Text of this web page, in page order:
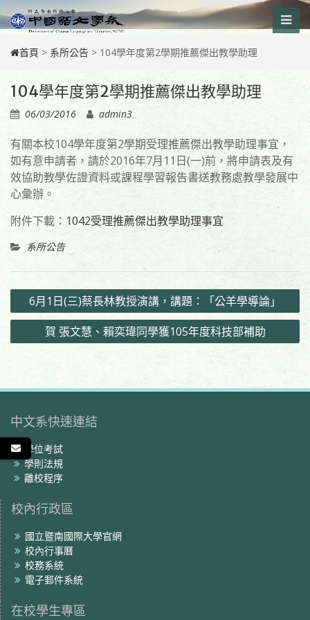
to
content
首頁 > 系所公告 > 104學年度第2學期推薦傑出教學助理
104學年度第2學期推薦傑出教學助理
06/03/2016 admin3
有關本校104學年度第2學期受理推薦傑出教學助理事宜，
如有意申請者，請於2016年7月11日(一)前，將申請表及有
效協助教學佐證資料或課程學習報告書送教務處教學發展中
心彙辦。
附件下載： 1042受理推薦傑出教學助理事宜
系所公告
文
章
6月1日(三)蔡長林教授演講，講題：「公羊學導論」
賀 張文慧、賴奕瑋同學獲105年度科技部補助
中文系快速連結
學位考試
學則法規
離校程序
校內行政區
國立暨南國際大學官網
校內行事曆
校務系統
電子郵件系統
在校學生專區